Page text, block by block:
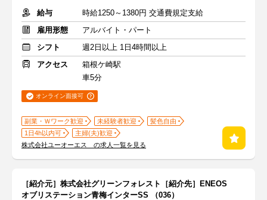
給与
時給1250～1380円 交通費規定支給
雇用形態
アルバイト・パート
シフト
週2日以上 1日4時間以上
アクセス
箱根ケ崎駅
車5分
オンライン面接可
副業・Ｗワーク歓迎 未経験者歓迎
髪色自由
1日4h以内可
主婦(夫)歓迎
株式会社ユーオーエス の求人一覧を見る
［紹介元］株式会社グリーンフォレスト［紹介先］ENEOS
オブリステーション青梅インターSS （036）